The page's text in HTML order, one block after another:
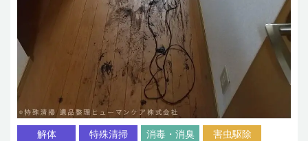
解体 特殊清掃 消毒・消臭 害虫駆除